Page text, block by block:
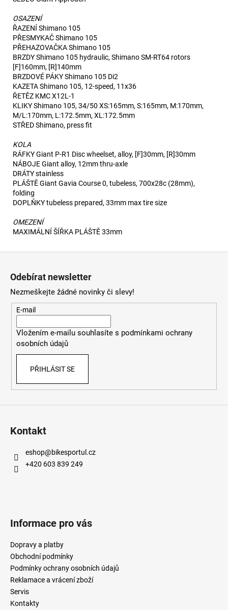
OSAZENÍ
ŘAZENÍ Shimano 105
PŘESMYKAČ Shimano 105
PŘEHAZOVAČKA Shimano 105
BRZDY Shimano 105 hydraulic, Shimano SM-RT64 rotors
[F]160mm, [R]140mm
BRZDOVÉ PÁKY Shimano 105 Di2
KAZETA Shimano 105, 12-speed, 11x36
ŘETĚZ KMC X12L-1
KLIKY Shimano 105, 34/50 XS:165mm, S:165mm, M:170mm,
M/L:170mm, L:172.5mm, XL:172.5mm
STŘED Shimano, press fit
KOLA
RÁFKY Giant P-R1 Disc wheelset, alloy, [F]30mm, [R]30mm
NÁBOJE Giant alloy, 12mm thru-axle
DRÁTY stainless
PLÁŠTĚ Giant Gavia Course 0, tubeless, 700x28c (28mm),
folding
DOPLŇKY tubeless prepared, 33mm max tire size
OMEZENÍ
MAXIMÁLNÍ ŠÍŘKA PLÁŠTĚ 33mm
Odebírat newsletter
Nezmeškejte žádné novinky či slevy!
E-mail
Vložením e-mailu souhlasíte s podmínkami ochrany
osobních údajů
PŘIHLÁSIT SE
Kontakt
eshop@bikesportul.cz
+420 603 839 249
Informace pro vás
Dopravy a platby
Obchodní podmínky
Podmínky ochrany osobních údajů
Reklamace a vrácení zboží
Servis
Kontakty